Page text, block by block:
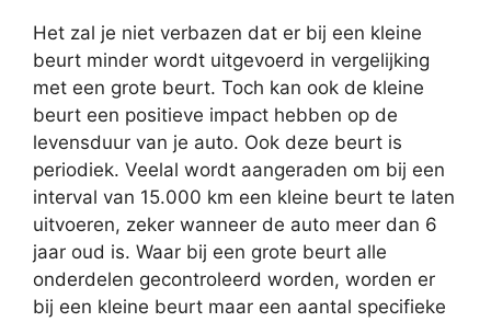
Het zal je niet verbazen dat er bij een kleine
beurt minder wordt uitgevoerd in vergelijking
met een grote beurt. Toch kan ook de kleine
beurt een positieve impact hebben op de
levensduur van je auto. Ook deze beurt is
periodiek. Veelal wordt aangeraden om bij een
interval van 15.000 km een kleine beurt te laten
uitvoeren, zeker wanneer de auto meer dan 6
jaar oud is. Waar bij een grote beurt alle
onderdelen gecontroleerd worden, worden er
bij een kleine beurt maar een aantal specifieke